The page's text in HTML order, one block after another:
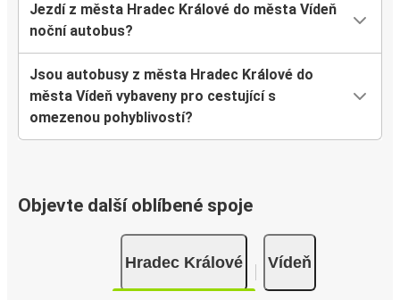
Jezdí z města Hradec Králové do města Vídeň
noční autobus?
Jsou autobusy z města Hradec Králové do
města Vídeň vybaveny pro cestující s
omezenou pohyblivostí?
Objevte další oblíbené spoje
Hradec Králové Vídeň